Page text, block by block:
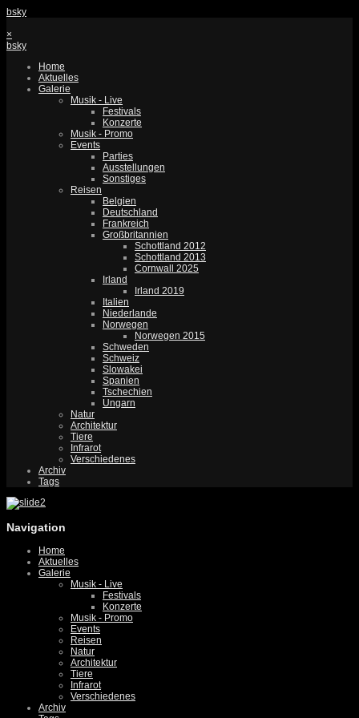
bsky
×
bsky
Home
Aktuelles
Galerie
Musik - Live
Festivals
Konzerte
Musik - Promo
Events
Parties
Ausstellungen
Sonstiges
Reisen
Belgien
Deutschland
Frankreich
Großbritannien
Schottland 2012
Schottland 2013
Cornwall 2025
Irland
Irland 2019
Italien
Niederlande
Norwegen
Norwegen 2015
Schweden
Schweiz
Slowakei
Spanien
Tschechien
Ungarn
Natur
Architektur
Tiere
Infrarot
Verschiedenes
Archiv
Tags
Navigation
Home
Aktuelles
Galerie
Musik - Live
Festivals
Konzerte
Musik - Promo
Events
Reisen
Natur
Architektur
Tiere
Infrarot
Verschiedenes
Archiv